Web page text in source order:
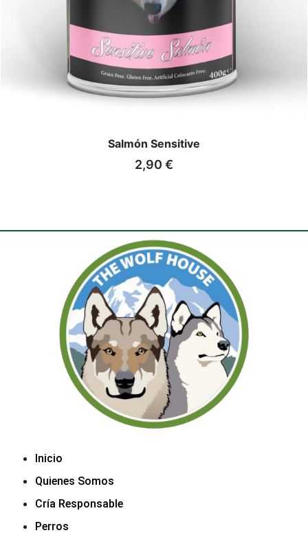
Salmón Sensitive
2,90 €
Inicio
Quienes Somos
Cría Responsable
Perros